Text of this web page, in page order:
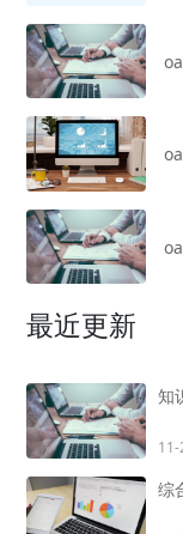
最近更新
知
综